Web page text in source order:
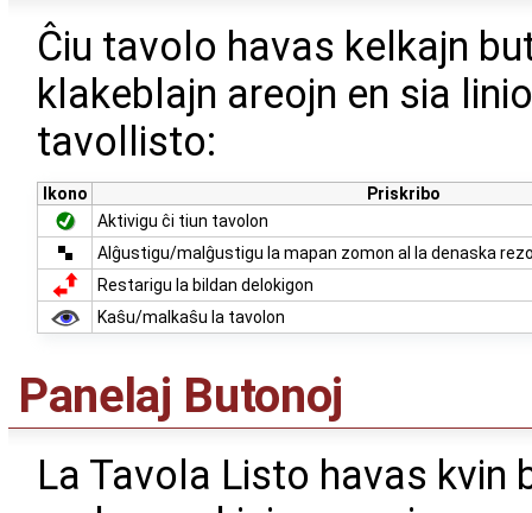
Ĉiu tavolo havas kelkajn
klakeblajn areojn en sia
tavollisto:
Ikono
Priskribo
Aktivigu ĉi tiun tavolon
Alĝustigu/malĝustigu la mapan zomon al la denaska
Restarigu la bildan delokigon
Kaŝu/malkaŝu la tavolon
Panelaj Butonoj
La Tavola Listo havas kvin